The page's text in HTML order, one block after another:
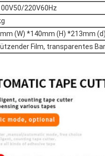
220V60Hz
(W) *140mm (H) *213mm (d)
Film, transparentes